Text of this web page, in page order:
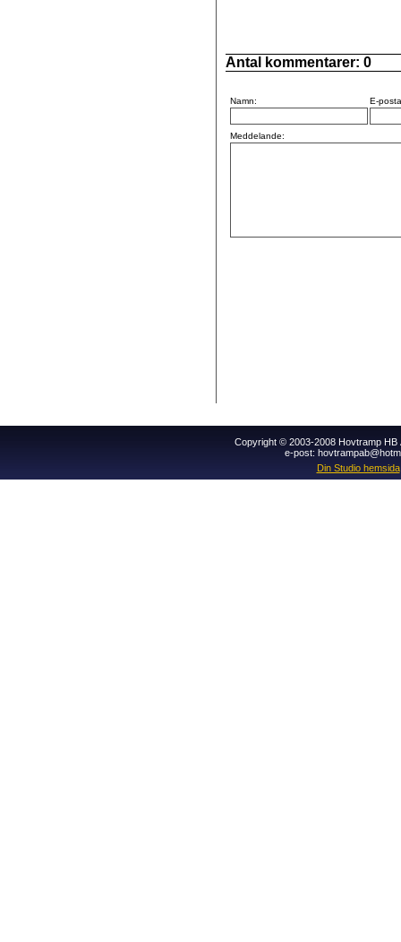
Antal kommentarer: 0
Namn: E-
Meddelande:
Copyright © 2003-2008 Hovtramp HB
e-post:
Din Studio hemsida